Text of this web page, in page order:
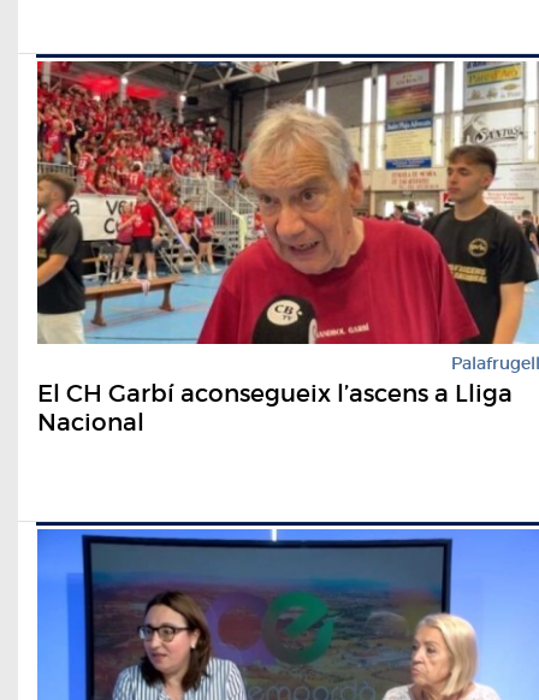
Palafrugell
El CH Garbí aconsegueix l’ascens a Lliga
Nacional